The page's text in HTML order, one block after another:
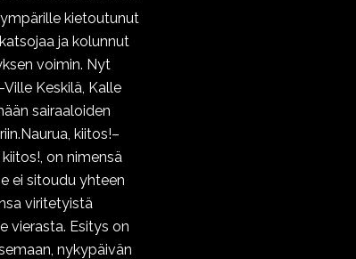
kietoutunut
ja kolunnut
voimin. Nyt
Keskilä, Kalle
sairaaloiden
kiitos!–
on nimensä
ei sitoudu yhteen
viritetyistä
vierasta. Esitys on
nykypäivän